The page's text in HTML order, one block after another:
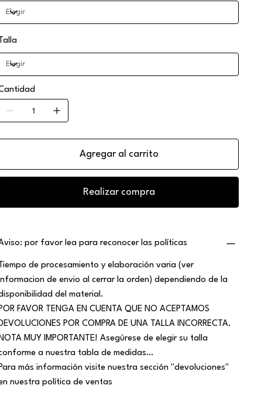
Talla
Agregar al carrito
Realizar compra
por favor lea para reconocer las políticas
Tiempo de procesamiento y elaboración varia (ver
de envio al cerrar la orden) dependiendo de la
del material.
FAVOR TENGA EN CUENTA QUE NO ACEPTAMOS
POR COMPRA DE UNA TALLA INCORRECTA.
MUY IMPORTANTE! Asegúrese de elegir su talla
a nuestra tabla de medidas…
más información visite nuestra sección "devoluciones"
nuestra política de ventas